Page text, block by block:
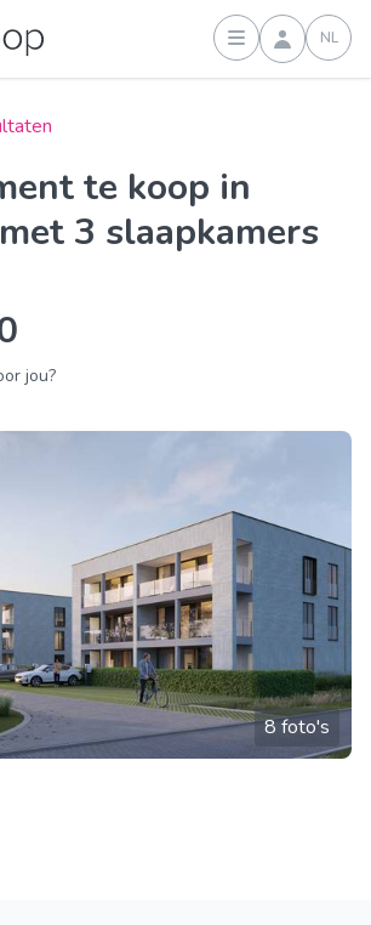
Inloggen
NL
3 slaapkamers
jou?
8 foto's